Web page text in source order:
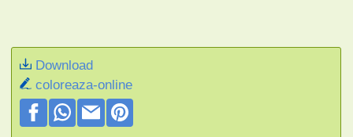
Download
coloreaza-online